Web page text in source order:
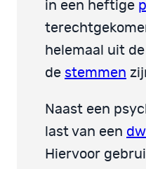
in een heftige
helemaal uit
de stemmen
Naast een
last van een
Hiervoor